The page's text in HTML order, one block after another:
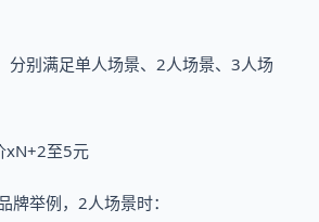
分别满足单人场景、2人场景、3人场
xN+2至5元
牌举例，2人场景时：